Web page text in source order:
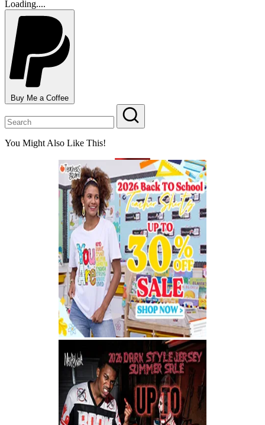
Loading....
Buy Me a Coffee
You Might Also Like This!